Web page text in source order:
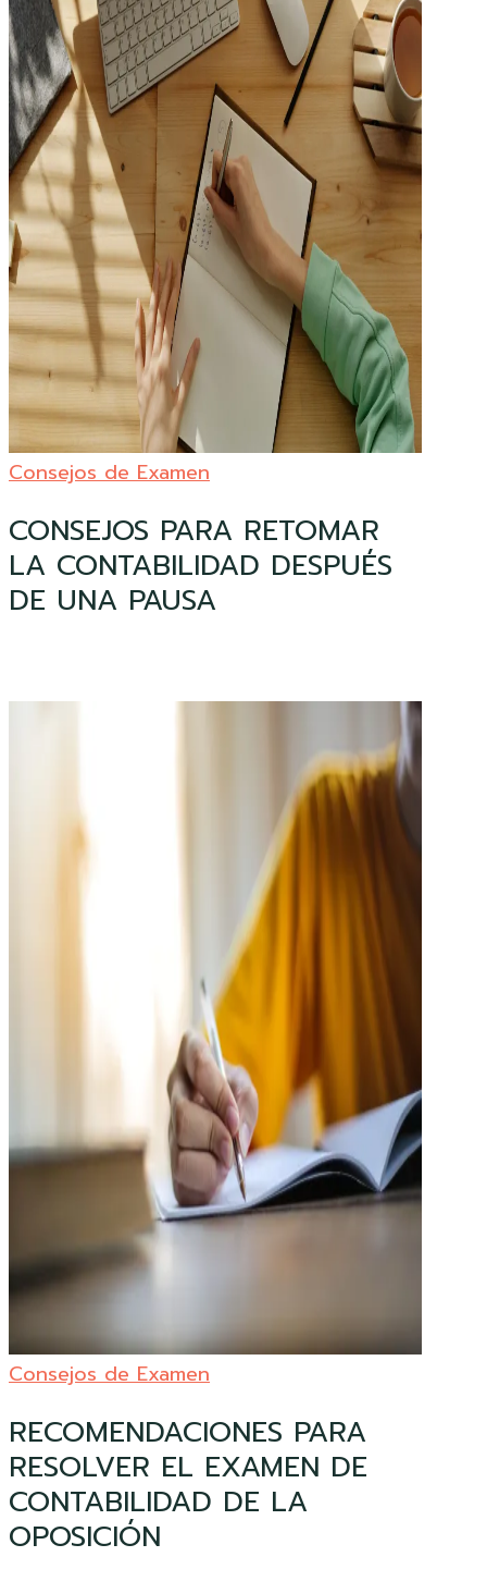
Consejos de Examen
PAUSA
CONSEJOS PARA RETOMAR
LA CONTABILIDAD DESPUÉS
DE UNA PAUSA
Consejos de Examen
EXAMEN
RECOMENDACIONES PARA
RESOLVER EL EXAMEN DE
CONTABILIDAD DE LA
OPOSICIÓN